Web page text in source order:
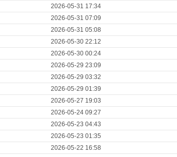
2026-05-31 17:34
2026-05-31 07:09
2026-05-31 05:08
2026-05-30 22:12
2026-05-30 00:24
2026-05-29 23:09
2026-05-29 03:32
2026-05-29 01:39
2026-05-27 19:03
2026-05-24 09:27
2026-05-23 04:43
2026-05-23 01:35
2026-05-22 16:58